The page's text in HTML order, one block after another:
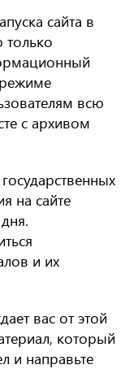
сайта в
только
всю
с архивом
на сайте
и их
вас от этой
который
и направьте